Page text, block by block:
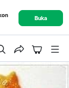
Buka